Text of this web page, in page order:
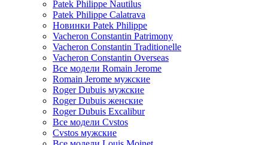
Patek Philippe Nautilus
Patek Philippe Calatrava
Новинки Patek Philippe
Vacheron Constantin Patrimony
Vacheron Constantin Traditionelle
Vacheron Constantin Overseas
Все модели Romain Jerome
Romain Jerome мужские
Roger Dubuis мужские
Roger Dubuis женские
Roger Dubuis Excalibur
Все модели Cvstos
Cvstos мужские